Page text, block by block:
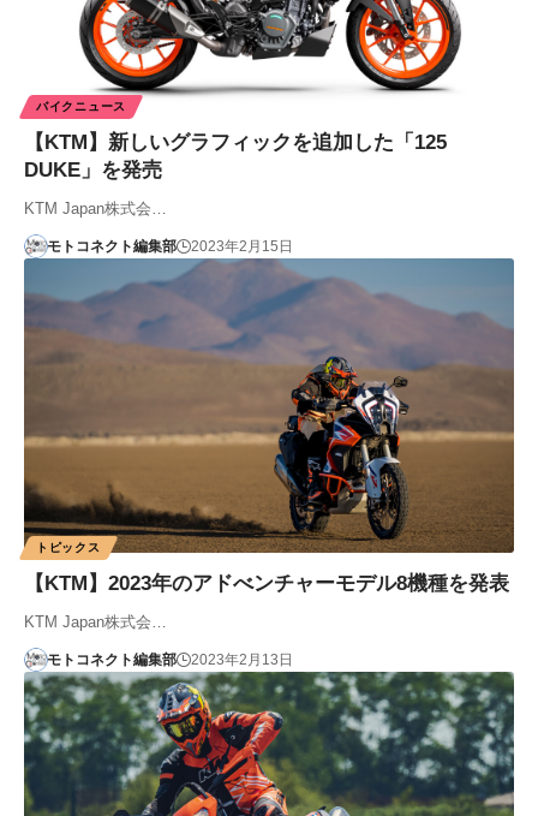
バイクニュース
【KTM】新しいグラフィックを追加した「125
DUKE」を発売
KTM Japan株式会…
モトコネクト編集部 2023年2月15日
トピックス
【KTM】2023年のアドべンチャーモデル8機種を発表
KTM Japan株式会…
モトコネクト編集部 2023年2月13日